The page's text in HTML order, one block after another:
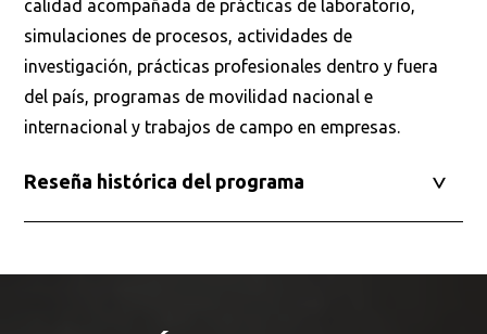
calidad acompañada de prácticas de laboratorio,
simulaciones de procesos, actividades de
investigación, prácticas profesionales dentro y fuera
del país, programas de movilidad nacional e
internacional y trabajos de campo en empresas.
Reseña histórica del programa